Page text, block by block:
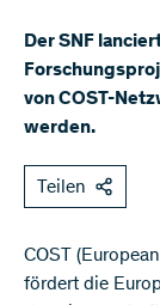
Der SNF
von COST-
werden.
Teilen
COST
fördert die